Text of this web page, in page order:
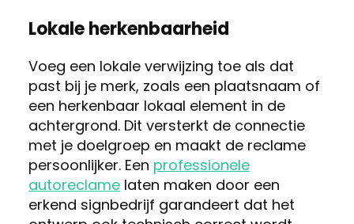
Lokale herkenbaarheid
Voeg een lokale verwijzing toe als dat
past bij je merk, zoals een plaatsnaam of
een herkenbaar lokaal element in de
achtergrond. Dit versterkt de connectie
met je doelgroep en maakt de reclame
persoonlijker. Een professionele
autoreclamelaten maken door een
erkend signbedrijf garandeert dat het